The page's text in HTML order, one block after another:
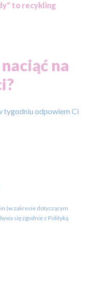
to recykling
na
tygodniu odpowiem Ci
(w zakresie dotyczącym
się zgodnie z Polityką